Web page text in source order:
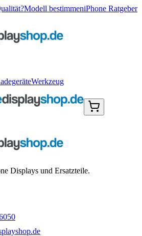
Modell bestimmeniPhone Ratgeber
Werkzeug
Displays und Ersatzteile.